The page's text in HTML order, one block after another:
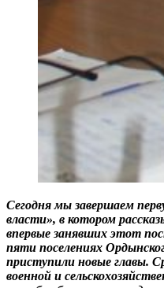
Сегодня мы завершаем
власти», в котором
впервые занявших этот
пяти поселениях
приступили новые главы.
военной и